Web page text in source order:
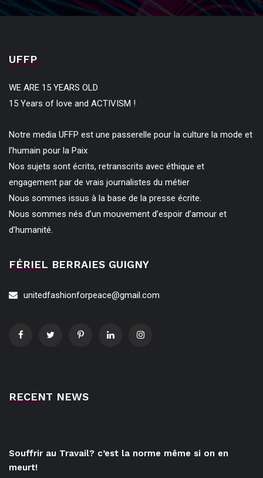
UFFP
WE ARE 15 YEARS OLD
15 Years of love and ACTIVISM !
Notre media UFFP est une passerelle pour la culture la mode et
l’humain pour la Paix
Nos sujets sont écrits, retranscrits avec éthique et
engagement par de vrais journalistes du métier
Nous sommes issus à la base de la presse écrite.
Nous sommes nés d’un mouvement d’espoir d’amour et
d’humanité.
FÉRIEL BERRAIES GUIGNY
unitedfashionforpeace@gmail.com
RECENT NEWS
Souffrir au Travail? c’est la norme même si on en
meurt!